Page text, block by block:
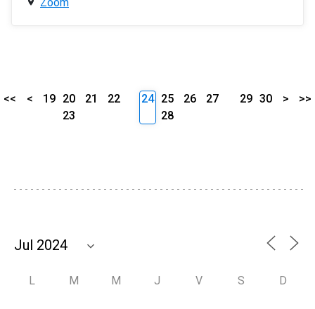
<< < 19 20 21
22
23
24 25 26
27
28
29 30 > >>
L M M J V S D